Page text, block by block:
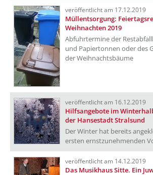
veröffentlicht am 17.12.2019
Müllentsorgung:
Weihnachten 2019
Abfuhrtermine der
und Papiertonnen oder des
der Weihnachtsbäume
veröffentlicht am 16.12.2019
Hilfsangebote im
der Hansestadt Stralsund
Der Winter hat bereits
ersten ernstzunehmenden
veröffentlicht am 14.12.2019
Das Musikhaus Sitte. Ein